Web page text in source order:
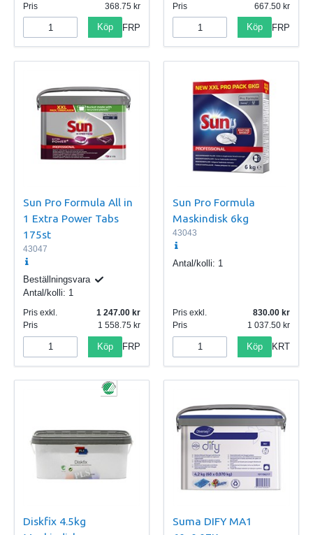
Pris
368.75
Köp FRP
Pris
667.50
Köp FRP
Sun Pro Formula All in
1 Extra Power Tabs
175st
43047
Beställningsvara
Antal/kolli: 1
Pris exkl.
1 247.00
Pris
1 558.75
Köp FRP
Sun Pro Formula
Maskindisk 6kg
43043
Antal/kolli: 1
Pris exkl.
830.00
Pris
1 037.50
Köp KRT
Diskfix 4.5kg
Suma DIFY MA1